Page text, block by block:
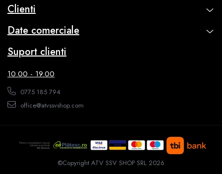
Sosete
ECHIPAMENTE MOTO
Casti
Clienti
Date comerciale
Suport clienti
10.00 - 19.00
0775 185 794
office@atvssvshop.com
©Copyright ATV SSV SHOP SRL 2026